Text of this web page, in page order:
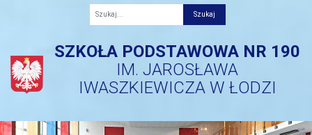
SZKOŁA PODSTAWOWA NR 190
IM. JAROSŁAWA
IWASZKIEWICZA W ŁODZI